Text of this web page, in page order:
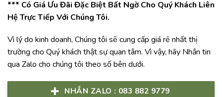
*** Có Giá Ưu Đãi Đặc Biệt Bất Ngờ Cho Quý Khách Liên
Hệ Trực Tiếp Với Chúng Tôi.
Vì lý do kinh doanh, Chúng tôi sẽ cung cấp giá rẻ nhất thị
trường cho Quý khách thật sự quan tâm. Vì vậy, hãy Nhắn tin
qua Zalo cho chúng tôi theo số bên dưới.
NHẮN ZALO : 083 882 9779